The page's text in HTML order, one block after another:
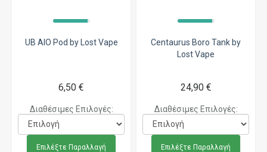
UB AIO Pod by Lost Vape
6,50 €
Διαθέσιμες Επιλογές:
Επιλέξτε Παραλλαγή
Centaurus Boro Tank by
Lost Vape
24,90 €
Διαθέσιμες Επιλογές:
Επιλέξτε Παραλλαγή